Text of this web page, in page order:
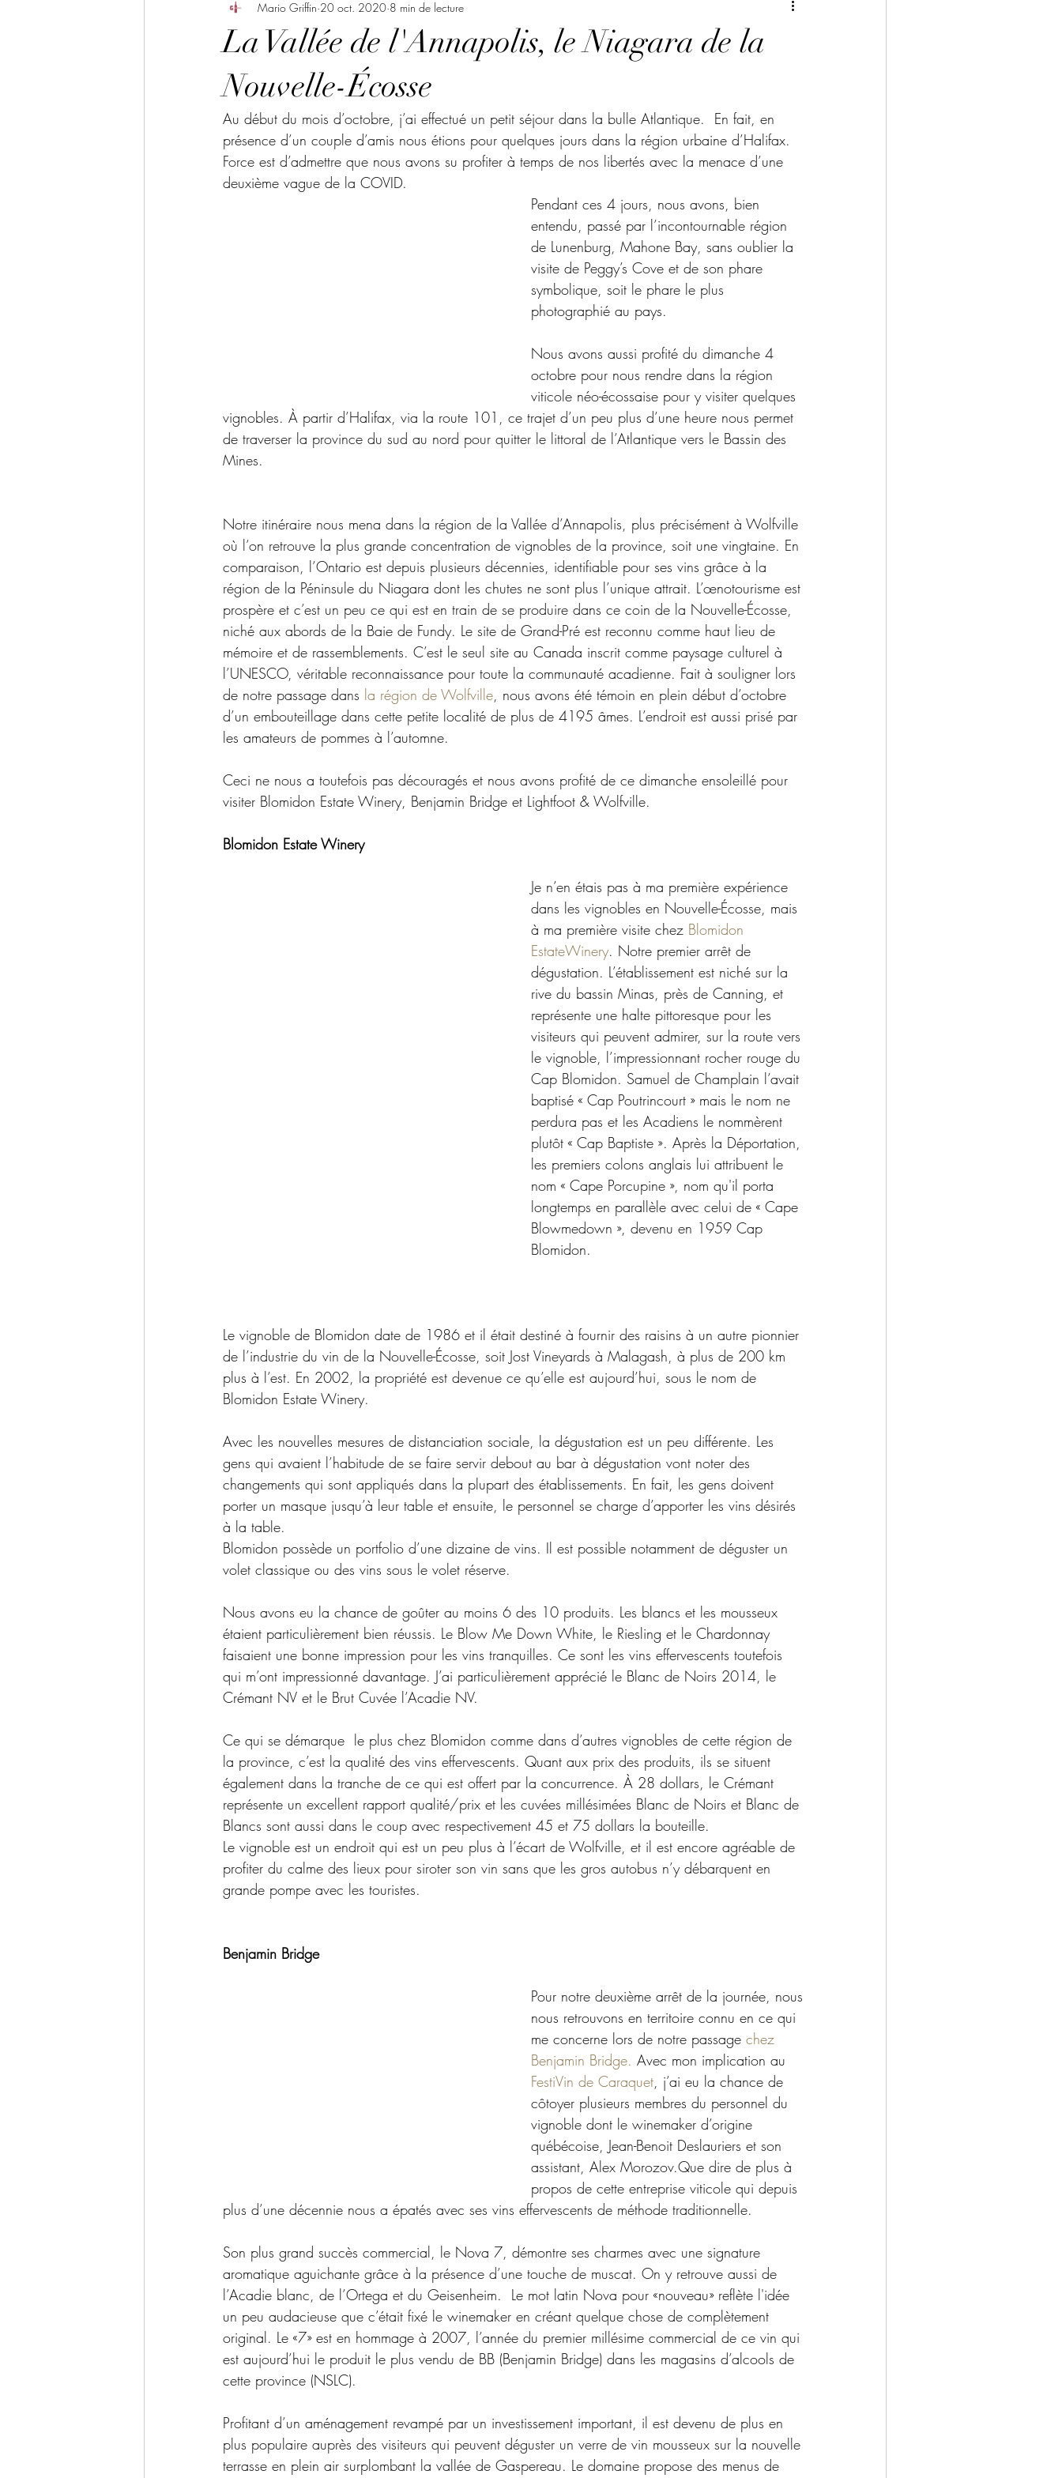
La Vallée de l'Annapolis, le Niagara de la
Nouvelle-Écosse
Mario Griffin 20 oct. 2020 8 min de lecture
Au début du mois d’octobre, j’ai effectué un petit séjour dans la bulle Atlantique.  En fait, en
présence d’un couple d’amis nous étions pour quelques jours dans la région urbaine d’Halifax.
Force est d’admettre que nous avons su profiter à temps de nos libertés avec la menace d’une
deuxième vague de la COVID.
Pendant ces 4 jours, nous avons, bien
entendu, passé par l’incontournable région
de Lunenburg, Mahone Bay, sans oublier la
visite de Peggy’s Cove et de son phare
symbolique, soit le phare le plus
photographié au pays.
Nous avons aussi profité du dimanche 4
octobre pour nous rendre dans la région
viticole néo-écossaise pour y visiter quelques
vignobles. À partir d’Halifax, via la route 101, ce trajet d’un peu plus d’une heure nous permet
de traverser la province du sud au nord pour quitter le littoral de l’Atlantique vers le Bassin des
Mines.
Notre itinéraire nous mena dans la région de la Vallée d’Annapolis, plus précisément à Wolfville
où l’on retrouve la plus grande concentration de vignobles de la province, soit une vingtaine. En
comparaison, l’Ontario est depuis plusieurs décennies, identifiable pour ses vins grâce à la
région de la Péninsule du Niagara dont les chutes ne sont plus l’unique attrait. L’œnotourisme est
prospère et c’est un peu ce qui est en train de se produire dans ce coin de la Nouvelle-Écosse,
niché aux abords de la Baie de Fundy. Le site de Grand-Pré est reconnu comme haut lieu de
mémoire et de rassemblements. C’est le seul site au Canada inscrit comme paysage culturel à
l’UNESCO, véritable reconnaissance pour toute la communauté acadienne. Fait à souligner lors
de notre passage dans la région de Wolfville, nous avons été témoin en plein début d’octobre
d’un embouteillage dans cette petite localité de plus de 4195 âmes. L’endroit est aussi prisé par
les amateurs de pommes à l’automne.
Ceci ne nous a toutefois pas découragés et nous avons profité de ce dimanche ensoleillé pour
visiter Blomidon Estate Winery, Benjamin Bridge et Lightfoot & Wolfville.
Blomidon Estate Winery
Je n’en étais pas à ma première expérience
dans les vignobles en Nouvelle-Écosse, mais
à ma première visite chez Blomidon
EstateWinery. Notre premier arrêt de
dégustation. L’établissement est niché sur la
rive du bassin Minas, près de Canning, et
représente une halte pittoresque pour les
visiteurs qui peuvent admirer, sur la route vers
le vignoble, l’impressionnant rocher rouge du
Cap Blomidon. Samuel de Champlain l’avait
baptisé « Cap Poutrincourt » mais le nom ne
perdura pas et les Acadiens le nommèrent
plutôt « Cap Baptiste ». Après la Déportation,
les premiers colons anglais lui attribuent le
nom « Cape Porcupine », nom qu'il porta
longtemps en parallèle avec celui de « Cape
Blowmedown », devenu en 1959 Cap
Blomidon.
Le vignoble de Blomidon date de 1986 et il était destiné à fournir des raisins à un autre pionnier
de l’industrie du vin de la Nouvelle-Écosse, soit Jost Vineyards à Malagash, à plus de 200 km
plus à l’est. En 2002, la propriété est devenue ce qu’elle est aujourd’hui, sous le nom de
Blomidon Estate Winery.
Avec les nouvelles mesures de distanciation sociale, la dégustation est un peu différente. Les
gens qui avaient l’habitude de se faire servir debout au bar à dégustation vont noter des
changements qui sont appliqués dans la plupart des établissements. En fait, les gens doivent
porter un masque jusqu’à leur table et ensuite, le personnel se charge d’apporter les vins désirés
à la table.
Blomidon possède un portfolio d’une dizaine de vins. Il est possible notamment de déguster un
volet classique ou des vins sous le volet réserve.
Nous avons eu la chance de goûter au moins 6 des 10 produits. Les blancs et les mousseux
étaient particulièrement bien réussis. Le Blow Me Down White, le Riesling et le Chardonnay
faisaient une bonne impression pour les vins tranquilles. Ce sont les vins effervescents toutefois
qui m’ont impressionné davantage. J’ai particulièrement apprécié le Blanc de Noirs 2014, le
Crémant NV et le Brut Cuvée l’Acadie NV.
Ce qui se démarque  le plus chez Blomidon comme dans d’autres vignobles de cette région de
la province, c’est la qualité des vins effervescents. Quant aux prix des produits, ils se situent
également dans la tranche de ce qui est offert par la concurrence. À 28 dollars, le Crémant
représente un excellent rapport qualité/prix et les cuvées millésimées Blanc de Noirs et Blanc de
Blancs sont aussi dans le coup avec respectivement 45 et 75 dollars la bouteille.
Le vignoble est un endroit qui est un peu plus à l’écart de Wolfville, et il est encore agréable de
profiter du calme des lieux pour siroter son vin sans que les gros autobus n’y débarquent en
grande pompe avec les touristes.
Benjamin Bridge
Pour notre deuxième arrêt de la journée, nous
nous retrouvons en territoire connu en ce qui
me concerne lors de notre passage chez
Benjamin Bridge. Avec mon implication au
FestiVin de Caraquet, j’ai eu la chance de
côtoyer plusieurs membres du personnel du
vignoble dont le winemaker d’origine
québécoise, Jean-Benoit Deslauriers et son
assistant, Alex Morozov.Que dire de plus à
propos de cette entreprise viticole qui depuis
plus d’une décennie nous a épatés avec ses vins effervescents de méthode traditionnelle.
Son plus grand succès commercial, le Nova 7, démontre ses charmes avec une signature
aromatique aguichante grâce à la présence d’une touche de muscat. On y retrouve aussi de
l’Acadie blanc, de l’Ortega et du Geisenheim.  Le mot latin Nova pour «nouveau» reflète l'idée
un peu audacieuse que c’était fixé le winemaker en créant quelque chose de complètement
original. Le «7» est en hommage à 2007, l’année du premier millésime commercial de ce vin qui
est aujourd’hui le produit le plus vendu de BB (Benjamin Bridge) dans les magasins d’alcools de
cette province (NSLC).
Profitant d’un aménagement revampé par un investissement important, il est devenu de plus en
plus populaire auprès des visiteurs qui peuvent déguster un verre de vin mousseux sur la nouvelle
terrasse en plein air surplombant la vallée de Gaspereau. Le domaine propose des menus de